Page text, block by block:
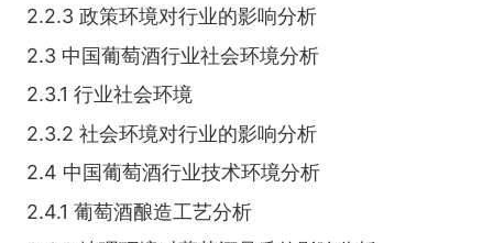
2.2.3 政策环境对行业的影响分析
2.3 中国葡萄酒行业社会环境分析
2.3.1 行业社会环境
2.3.2 社会环境对行业的影响分析
2.4 中国葡萄酒行业技术环境分析
2.4.1 葡萄酒酿造工艺分析